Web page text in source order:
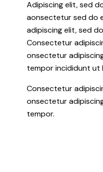
Adipiscing elit, sed
aonsectetur sed do
adipiscing elit, sed
Consectetur
onsectetur
tempor incididunt ut
Consectetur
onsectetur
tempor.